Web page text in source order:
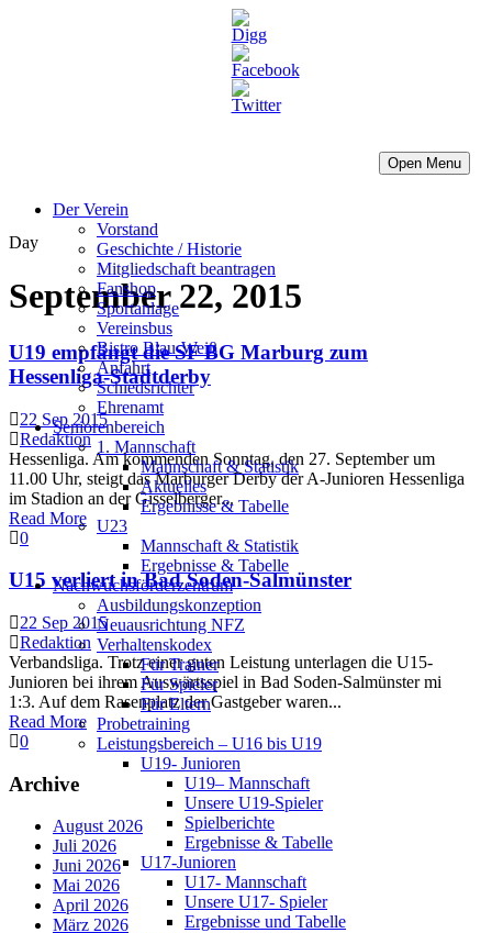
Open Menu
Der Verein
Vorstand
Geschichte / Historie
Mitgliedschaft beantragen
Fanshop
Sportanlage
Vereinsbus
Bistro Blau-Weiß
Anfahrt
Schiedsrichter
Ehrenamt
Seniorenbereich
1. Mannschaft
Mannschaft & Statistik
Aktuelles
Ergebnisse & Tabelle
U23
Mannschaft & Statistik
Ergebnisse & Tabelle
Nachwuchsförderzentrum
Ausbildungskonzeption
Neuausrichtung NFZ
Verhaltenskodex
Für Trainer
Für Spieler
Für Eltern
Probetraining
Leistungsbereich – U16 bis U19
U19- Junioren
U19– Mannschaft
Unsere U19-Spieler
Spielberichte
Ergebnisse & Tabelle
U17-Junioren
U17- Mannschaft
Unsere U17- Spieler
Ergebnisse und Tabelle
Day
September 22, 2015
U19 empfängt die SF BG Marburg zum
Hessenliga-Stadtderby
22 Sep 2015
Redaktion
Hessenliga. Am kommenden Sonntag, den 27. September um
11.00 Uhr, steigt das Marburger Derby der A-Junioren Hessenliga
im Stadion an der Gisselberger...
Read More
0
U15 verliert in Bad Soden-Salmünster
22 Sep 2015
Redaktion
Verbandsliga. Trotz einer guten Leistung unterlagen die U15-
Junioren bei ihrem Auswärtsspiel in Bad Soden-Salmünster mi
1:3. Auf dem Rasenplatz der Gastgeber waren...
Read More
0
Archive
August 2026
Juli 2026
Juni 2026
Mai 2026
April 2026
März 2026